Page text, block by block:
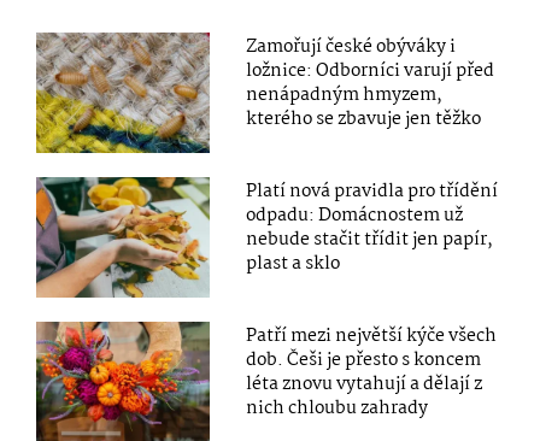
Zamořují české obýváky i
ložnice: Odborníci varují před
nenápadným hmyzem,
kterého se zbavuje jen těžko
Platí nová pravidla pro třídění
odpadu: Domácnostem už
nebude stačit třídit jen papír,
plast a sklo
Patří mezi největší kýče všech
dob. Češi je přesto s koncem
léta znovu vytahují a dělají z
nich chloubu zahrady